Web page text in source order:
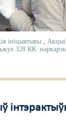
ініцыятывы ,Акцыі
328 КК